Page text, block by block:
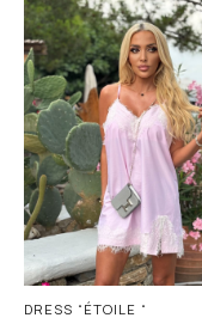
DRESS “ÉTOILE “